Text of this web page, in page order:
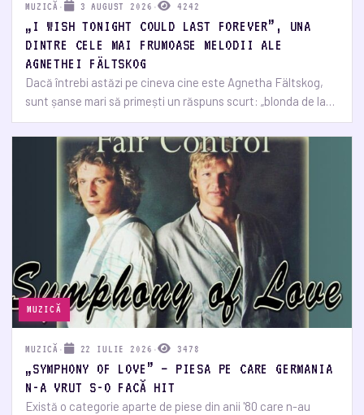
MUZICĂ · 3 AUGUST 2026 · 4242
„I WISH TONIGHT COULD LAST FOREVER”, UNA
DINTRE CELE MAI FRUMOASE MELODII ALE
AGNETHEI FÄLTSKOG
Dacă întrebi astăzi pe cineva cine este Agnetha Fältskog,
sunt șanse mari să primești un răspuns scurt: „blonda de la…
MUZICĂ
MUZICĂ · 22 IULIE 2026 · 3478
„SYMPHONY OF LOVE” – PIESA PE CARE GERMANIA
N-A VRUT S-O FACĂ HIT
Există o categorie aparte de piese din anii '80 care n-au